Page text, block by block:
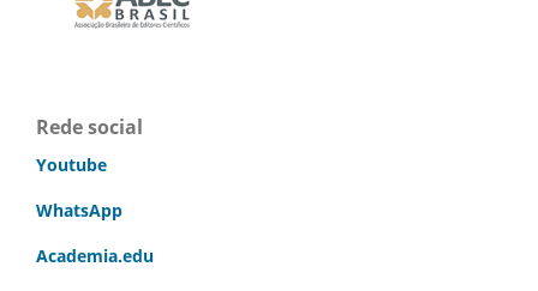
Rede social
Youtube
WhatsApp
Academia.edu